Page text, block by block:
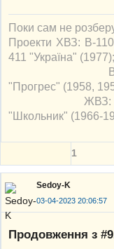
Поки сам не
Проекти ХВЗ: В-
411 "Україна" (1977);
В-541
"Прогрес" (1958,
ЖВЗ: В-849
"Школьник" (1966-
1
Sedoy-K
03-04-2023 20:06:57
Продовження з